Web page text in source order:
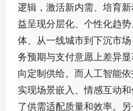
逻辑，激活新内需、培育
益呈现分层化、个性化趋
体、从一线城市到下沉市
务预期与支付意愿上差异
向定制供给。而人工智能
实现场景嵌入、情感互动
了供需适配质量和效率。